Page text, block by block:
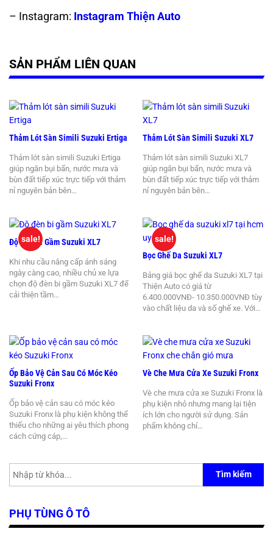
– Instagram: Instagram Thiện Auto
SẢN PHẨM LIÊN QUAN
Thảm Lót Sàn Simili Suzuki Ertiga
Thảm lót sàn simili Suzuki Ertiga
giúp ngăn bụi bẩn, nước mưa và
bùn đất tiếp xúc trực tiếp với thảm
nỉ nguyên bản bên…
Thảm Lót Sàn Simili Suzuki XL7
Thảm lót sàn simili Suzuki XL7
giúp ngăn bụi bẩn, nước mưa và
bùn đất tiếp xúc trực tiếp với thảm
nỉ nguyên bản bên…
Độ Đèn Bi Gầm Suzuki XL7
Khi nhu cầu nâng cấp ánh sáng
ngày càng cao, nhiều chủ xe lựa
chọn độ đèn bi gầm Suzuki XL7 để
cải thiện tầm…
sale!
Bọc Ghế Da Suzuki XL7
Bảng giá bọc ghế da Suzuki XL7 tại
Thiện Auto có giá từ
6.400.000VNĐ- 10.350.000VNĐ tùy
vào chất liệu da và số ghế xe. Với…
sale!
Ốp Bảo Vệ Cản Sau Có Móc Kéo
Suzuki Fronx
Ốp bảo vệ cản sau có móc kéo
Suzuki Fronx là phụ kiện không thể
thiếu cho những ai yêu thích phong
cách cứng cáp,…
Vè Che Mưa Cửa Xe Suzuki Fronx
Vè che mưa cửa xe Suzuki Fronx là
phụ kiện nhỏ nhưng mang lại tiện
ích lớn cho người sử dụng. Sản
phẩm không chỉ…
Tìm kiếm
PHỤ TÙNG Ô TÔ